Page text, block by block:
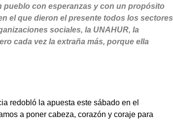
pueblo con esperanzas y con un propósito
el que dieron el presente todos los sectores
sociales, la UNAHUR, la
cada vez la extraña más, porque ella
redobló la apuesta este sábado en el
a poner cabeza, corazón y coraje para